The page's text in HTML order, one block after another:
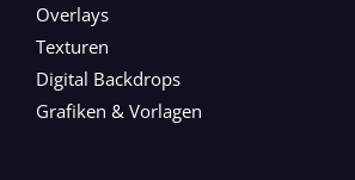
Overlays
Texturen
Digital Backdrops
Grafiken & Vorlagen